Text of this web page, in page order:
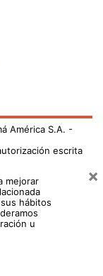
América S.A. -
escrita
mejorar
hábitos
u
×